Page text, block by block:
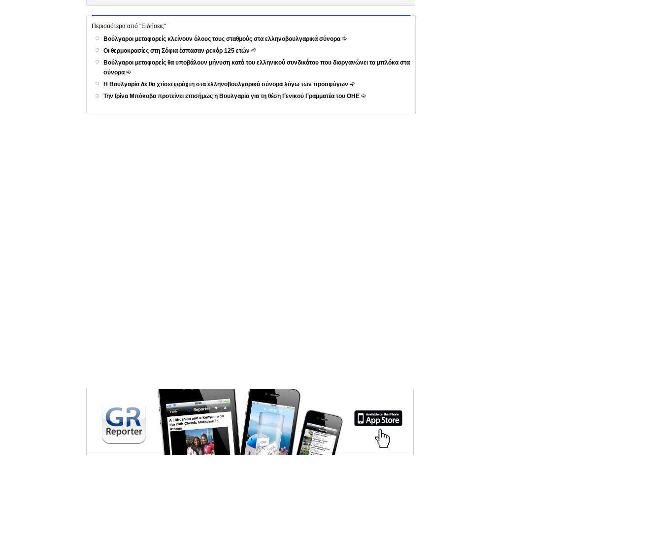
Περισσότερα από "Ειδήσεις"
Βούλγαροι μεταφορείς κλείνουν όλους τους σταθμούς στα ελληνοβουλγαρικά σύνορα
Οι θερμοκρασίες στη Σόφια έσπασαν ρεκόρ 125 ετών
Βούλγαροι μεταφορείς θα υποβάλουν μήνυση κατά του ελληνικού συνδικάτου που διοργανώνει τα μπλόκα στα
σύνορα
Η Βουλγαρία δε θα χτίσει φράχτη στα ελληνοβουλγαρικά σύνορα λόγω των προσφύγων
Την Ιρίνα Μπόκοβα προτείνει επισήμως η Βουλγαρία για τη θέση Γενικού Γραμματέα του ΟΗΕ